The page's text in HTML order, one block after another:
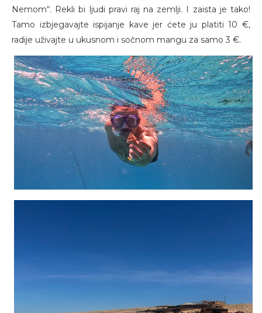
Nemom“. Rekli bi ljudi pravi raj na zemlji. I zaista je tako!
Tamo izbjegavajte ispijanje kave jer ćete ju platiti 10 €,
radije uživajte u ukusnom i sočnom mangu za samo 3 €.